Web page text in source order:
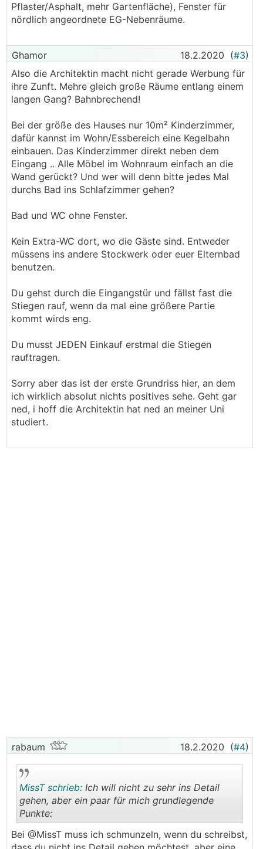
Pflaster/Asphalt, mehr Gartenfläche), Fenster für
nördlich angeordnete EG-Nebenräume.
Ghamor 18.2.2020 (#3)
Also die Architektin macht nicht gerade Werbung für
ihre Zunft. Mehre gleich große Räume entlang einem
langen Gang? Bahnbrechend!
Bei der größe des Hauses nur 10m² Kinderzimmer,
dafür kannst im Wohn/Essbereich eine Kegelbahn
einbauen. Das Kinderzimmer direkt neben dem
Eingang .. Alle Möbel im Wohnraum einfach an die
Wand gerückt? Und wer will denn bitte jedes Mal
durchs Bad ins Schlafzimmer gehen?
Bad und WC ohne Fenster.
Kein Extra-WC dort, wo die Gäste sind. Entweder
müssens ins andere Stockwerk oder euer Elternbad
benutzen.
Du gehst durch die Eingangstür und fällst fast die
Stiegen rauf, wenn da mal eine größere Partie
kommt wirds eng.
Du musst JEDEN Einkauf erstmal die Stiegen
rauftragen.
Sorry aber das ist der erste Grundriss hier, an dem
ich wirklich absolut nichts positives sehe. Geht gar
ned, i hoff die Architektin hat ned an meiner Uni
studiert.
rabaum 18.2.2020 (#4)
..
MissT schrieb: Ich will nicht zu sehr ins Detail
gehen, aber ein paar für mich grundlegende
Punkte:
Bei @­MissT muss ich schmunzeln, wenn du schreibst,